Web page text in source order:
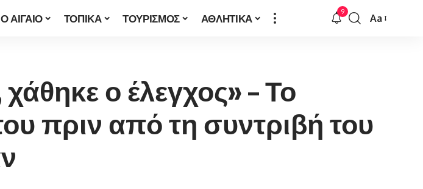
ΑΙΓΑΙΟ ΤΟΠΙΚΑ ΤΟΥΡΙΣΜΟΣ ΑΘΛΗΤΙΚΑ 9
Font
Aa
ο έλεγχος» – Το
πριν από τη συντριβή του